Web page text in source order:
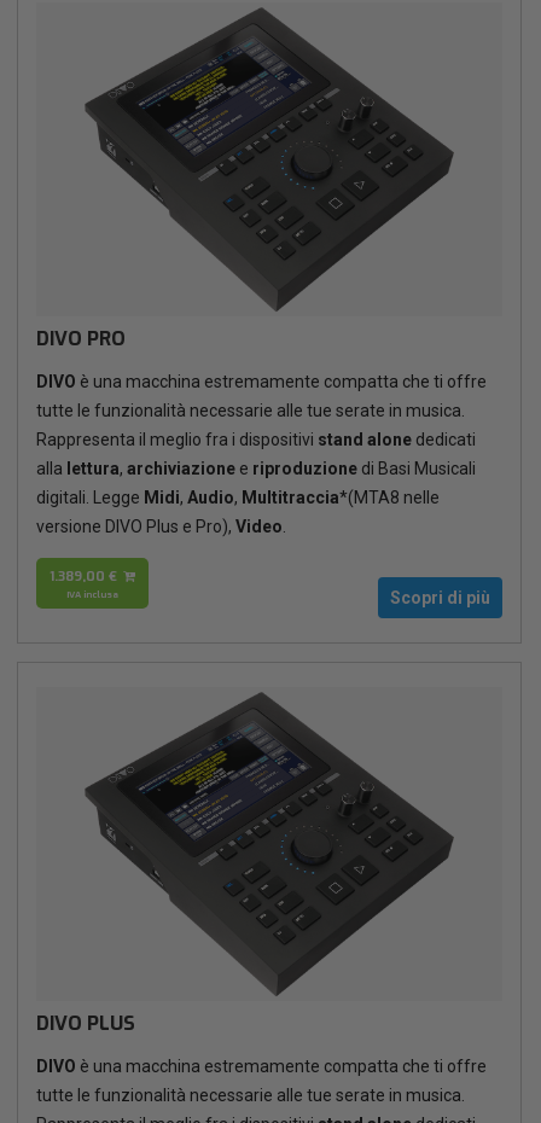
DIVO PRO
DIVO è una macchina estremamente compatta che ti offre
tutte le funzionalità necessarie alle tue serate in musica.
Rappresenta il meglio fra i dispositivi stand alone dedicati
alla lettura, archiviazione e riproduzione di Basi Musicali
digitali. Legge Midi, Audio, Multitraccia*(MTA8 nelle
versione DIVO Plus e Pro), Video
1.389,00 €
IVA inclusa Scopri di più
DIVO PLUS
DIVO è una macchina estremamente compatta che ti offre
tutte le funzionalità necessarie alle tue serate in musica.